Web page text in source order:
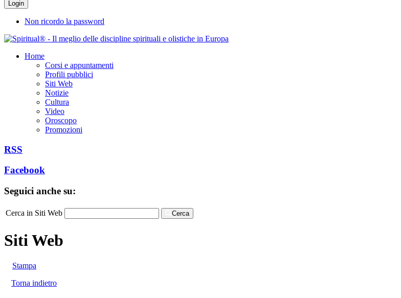
Non ricordo la password
Home
Corsi e appuntamenti
Profili pubblici
Siti Web
Notizie
Cultura
Video
Oroscopo
Promozioni
RSS
Facebook
Seguici anche su:
Cerca in Siti Web Cerca
Siti Web
Stampa
Torna indietro